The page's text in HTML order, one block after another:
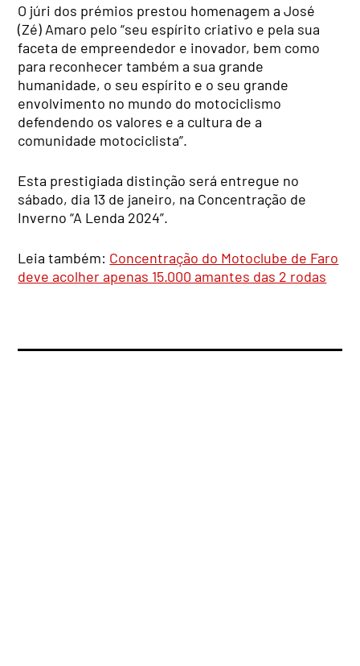
O júri dos prémios prestou homenagem a José
(Zé) Amaro pelo “seu espírito criativo e pela sua
faceta de empreendedor e inovador, bem como
para reconhecer também a sua grande
humanidade, o seu espírito e o seu grande
envolvimento no mundo do motociclismo
defendendo os valores e a cultura de a
comunidade motociclista”.
Esta prestigiada distinção será entregue no
sábado, dia 13 de janeiro, na Concentração de
Inverno “A Lenda 2024”.
Leia também: Concentração do Motoclube de Faro
deve acolher apenas 15.000 amantes das 2 rodas